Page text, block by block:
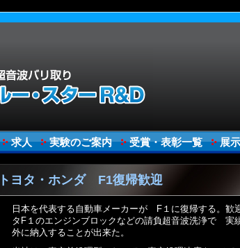
求人 実験のご案内 受賞・表彰一覧 展
トヨタ・ホンダ F1復帰歓迎
日本を代表する自動車メーカーが F１に復帰する。歓
タF１のエンジンブロックなどの請負超音波洗浄で
外に納入することが出来た。